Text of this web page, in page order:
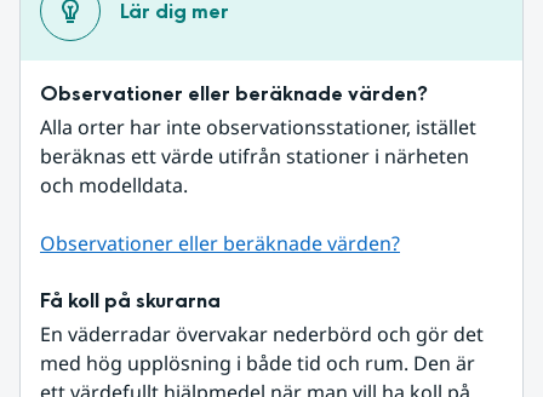
Lär dig mer
Observationer eller beräknade värden?
Alla orter har inte observationsstationer, istället
beräknas ett värde utifrån stationer i närheten
och modelldata.
Observationer eller beräknade värden?
Få koll på skurarna
En väderradar övervakar nederbörd och gör det
med hög upplösning i både tid och rum. Den är